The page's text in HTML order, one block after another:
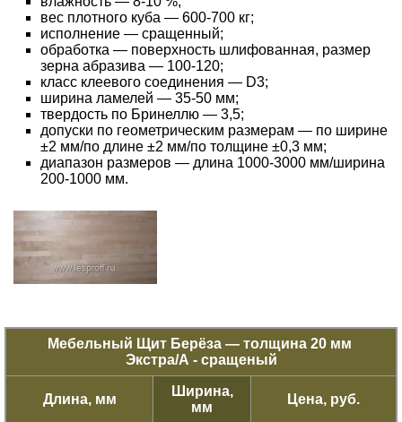
вес плотного куба — 600-700 кг;
исполнение — сращенный;
обработка — поверхность шлифованная, размер
зерна абразива — 100-120;
класс клеевого соединения — D3;
ширина ламелей — 35-50 мм;
твердость по Бринеллю — 3,5;
допуски по геометрическим размерам — по ширине
±2 мм/по длине ±2 мм/по толщине ±0,3 мм;
диапазон размеров — длина 1000-3000 мм/ширина
200-1000 мм.
Мебельный Щит Берёза — толщина 20 мм
Экстра/А - сращеный
Длина, мм
Ширина,
мм
Цена, руб.